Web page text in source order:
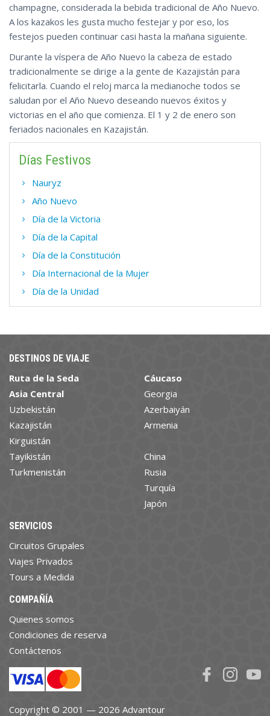
champagne, considerada la bebida tradicional de Año Nuevo.
A los kazakos les gusta mucho festejar y por eso, los
festejos pueden continuar casi hasta la mañana siguiente.
Durante la víspera de Año Nuevo la cabeza de estado
tradicionalmente se dirige a la gente de Kazajistán para
felicitarla. Cuando el reloj marca la medianoche todos se
saludan por el Año Nuevo deseando nuevos éxitos y
victorias en el año que comienza. El 1 y 2 de enero son
feriados nacionales en Kazajistán.
Días Festivos
Nauryz
Año Nuevo
Día de la Victoria
Día de la Capital
Día de la Constitución
Día Internacional de la Mujer
Día de la Unidad
DESTINOS DE VIAJE
Ruta de la Seda
Asia Central
Uzbekistán
Kazajistán
Kirguistán
Tayikistán
Turkmenistán
Cáucaso
Georgia
Azerbaiyán
Armenia
China
Rusia
Turquía
Japón
SERVICIOS
Circuitos Grupales
Viajes Privados
Tours a Medida
COMPAÑÍA
Quienes somos
Condiciones de reserva
Contáctenos
Copyright © 2001 — 2026 Advantour